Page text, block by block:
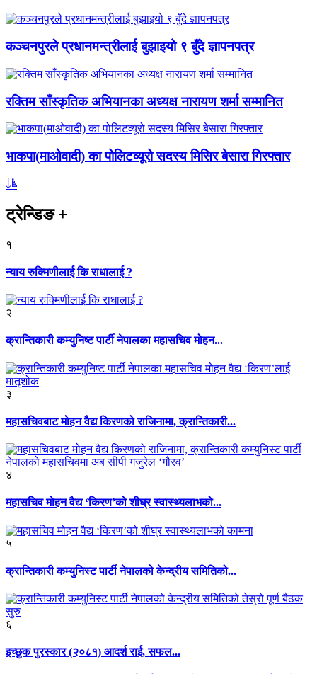
कञ्चनपुरले प्रधानमन्त्रीलाई बुझाइयो ९ बुँदे ज्ञापनपत्र
रक्तिम साँस्कृतिक अभियानका अध्यक्ष नारायण शर्मा सम्मानित
भाकपा(माओवादी) का पोलिटव्यूरो सदस्य मिसिर बेसारा गिरफ्तार
ट्रेन्डिङ+
१
न्याय रुक्मिणीलाई कि राधालाई ?
२
क्रान्तिकारी कम्युनिष्ट पार्टी नेपालका महासचिव मोहन...
३
महासचिवबाट मोहन वैद्य किरणको राजिनामा, क्रान्तिकारी...
४
महासचिव मोहन वैद्य ‘किरण’को शीघ्र स्वास्थ्यलाभको...
५
क्रान्तिकारी कम्युनिस्ट पार्टी नेपालको केन्द्रीय समितिको...
६
इच्छुक पुरस्कार (२०८१) आदर्श राई, सफल...